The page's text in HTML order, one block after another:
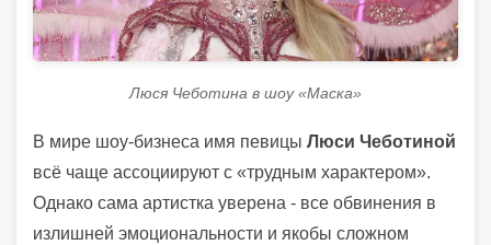
Люся Чеботина в шоу «Маска»
В мире шоу-бизнеса имя певицы Люси Чеботиной
всё чаще ассоциируют с «трудным характером».
Однако сама артистка уверена - все обвинения в
излишней эмоциональности и якобы сложном